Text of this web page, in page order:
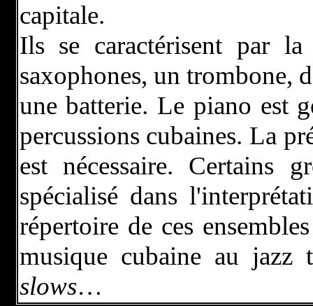
capitale.
Ils se caractérisent par
saxophones, un trombone,
une batterie. Le piano est
percussions cubaines. La
est nécessaire. Certains
spécialisé dans
répertoire de ces
musique cubaine au jazz
slows…